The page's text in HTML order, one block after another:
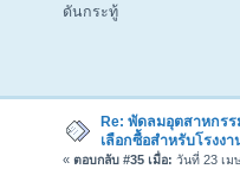
ดันกระทู้
Re: พัดลมอุตสาหกร
เลือกซื้อสำหรับโรงง
« ตอบกลับ #35 เมื่อ: วันที่ 23 เม